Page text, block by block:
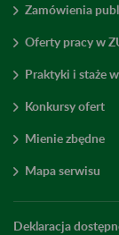
Zamówienia
Oferty pracy w
Praktyki i staże
Konkursy ofert
Mienie zbędne
Mapa serwisu
Deklaracja